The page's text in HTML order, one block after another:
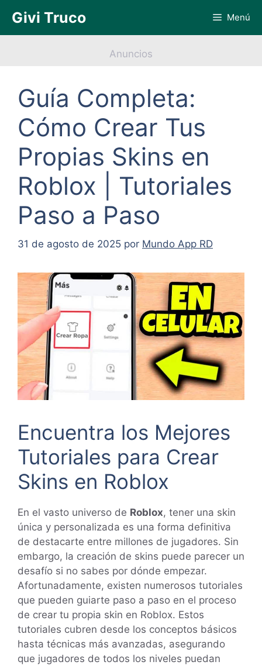
contenido
Givi Truco Menú
Anuncios
Guía Completa:
Cómo Crear Tus
Propias Skins en
Roblox | Tutoriales
Paso a Paso
31 de agosto de 2025 por Mundo App RD
Encuentra los Mejores
Tutoriales para Crear
Skins en Roblox
En el vasto universo de Roblox, tener una skin
única y personalizada es una forma definitiva
de destacarte entre millones de jugadores. Sin
embargo, la creación de skins puede parecer un
desafío si no sabes por dónde empezar.
Afortunadamente, existen numerosos tutoriales
que pueden guiarte paso a paso en el proceso
de crear tu propia skin en Roblox. Estos
tutoriales cubren desde los conceptos básicos
hasta técnicas más avanzadas, asegurando
que jugadores de todos los niveles puedan